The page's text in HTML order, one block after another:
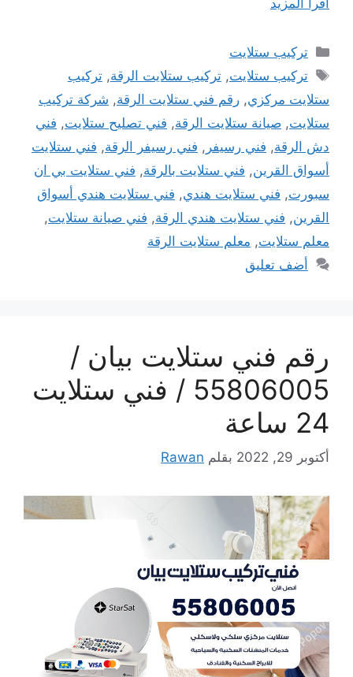
التصنيفات
تركيب ستلايت
الوسوم
تركيب ستلايت,تركيب ستلايت الرقة,تركيب
ستلايت مركزي, رقم فني ستلايت الرقة, شركة تركيب
ستلايت, صيانة ستلايت الرقة, فني تصليح ستلايت, فني
دش الرقة, فني رسيفر , فني رسيفر الرقة, فني ستلايت
أسواق القرين, فني ستلايت بالرقة, فني ستلايت بي ان
سبورت, فني ستلايت هندي, فني ستلايت هندي أسواق
القرين, فني ستلايت هندي الرقة, فني صيانة ستلايت,
معلم ستلايت, معلم ستلايت الرقة
أضف تعليق
رقم فني ستلايت بيان /
55806005 / فني ستلايت
24 ساعة
أكتوبر 29, 2022 بقلم Rawan